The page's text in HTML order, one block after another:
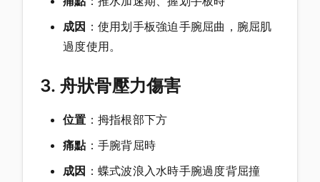
成因 ：使用划手板強迫手腕屈曲，腕屈肌
過度使用。
3. 舟狀骨壓力傷害
位置 ：拇指根部下方
痛點：手腕背屈時
成因 ：蝶式波浪入水時手腕過度背屈撞